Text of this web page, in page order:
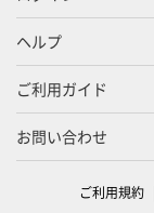
ヘルプ
ご利用ガイド
お問い合わせ
ご利用規約